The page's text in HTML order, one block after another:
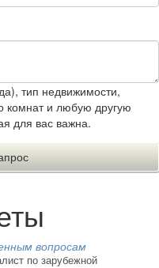
тип недвижимости,
комнат и любую другую
для вас важна.
вопросам
по зарубежной